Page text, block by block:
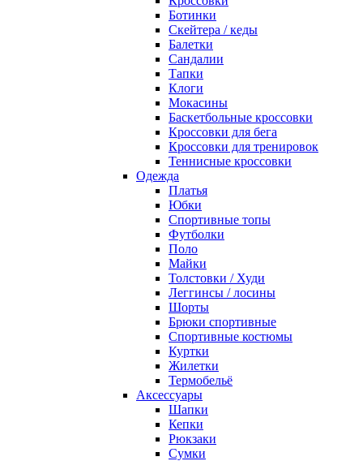
Ботинки
Скейтера / кеды
Балетки
Сандалии
Тапки
Клоги
Мокасины
Баскетбольные кроссовки
Кроссовки для бега
Кроссовки для тренировок
Теннисные кроссовки
Одежда
Платья
Юбки
Спортивные топы
Футболки
Поло
Майки
Толстовки / Худи
Леггинсы / лосины
Шорты
Брюки спортивные
Спортивные костюмы
Куртки
Жилетки
Термобельё
Аксессуары
Шапки
Кепки
Рюкзаки
Сумки